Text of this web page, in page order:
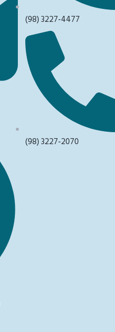
(98) 3227-4477
(98) 3227-2070